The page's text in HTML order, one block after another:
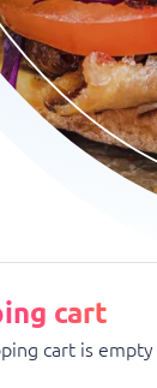
pizza’s,
cart
cart is empty